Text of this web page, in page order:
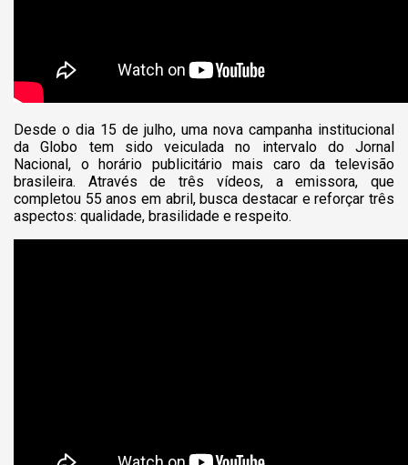
Desde o dia 15 de julho, uma nova campanha institucional
da Globo tem sido veiculada no intervalo do Jornal
Nacional, o horário publicitário mais caro da televisão
brasileira. Através de três vídeos, a emissora, que
completou 55 anos em abril, busca destacar e reforçar três
aspectos: qualidade, brasilidade e respeito.